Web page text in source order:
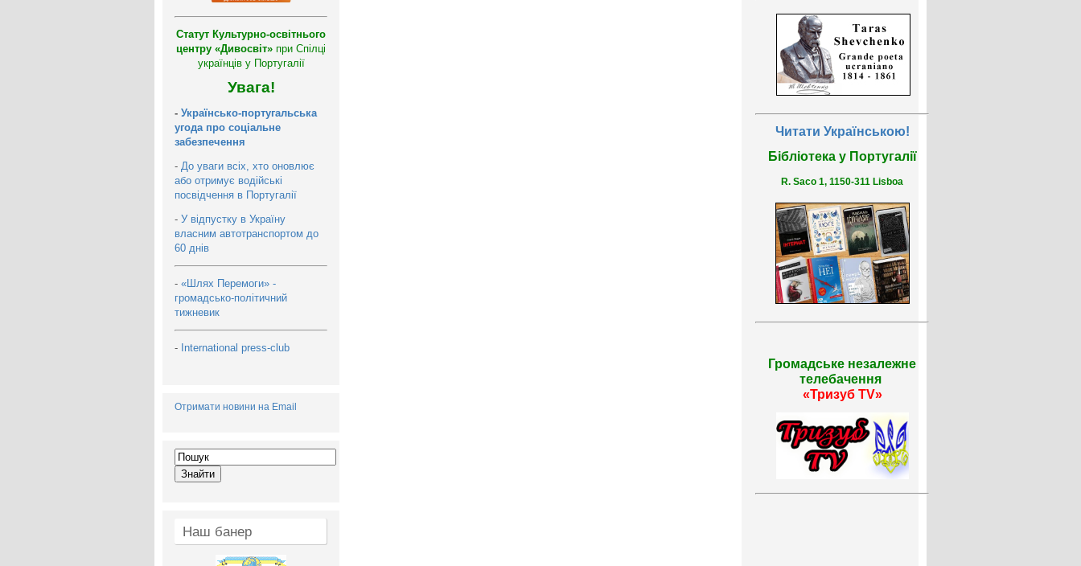
Статут Культурно-освітнього
центру «Дивосвіт» при Спілці
українців у Португалії
Увага!
- Українсько-португальська
угода про соціальне
забезпечення
- До уваги всіх, хто оновлює
або отримує водійські
посвідчення в Португалії
- У відпустку в Україну
власним автотранспортом до
60 днів
- «Шлях Перемоги» -
громадсько-політичний
тижневик
- International press-club
Отримати новини на Email
Наш банер
Читати Українською!
Бібліотека у Португалії
R. Saco 1, 1150-311 Lisboa
Громадське незалежне
телебачення
«Тризуб TV»